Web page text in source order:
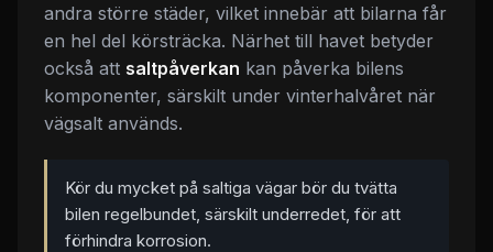
andra större städer, vilket innebär att bilarna får
en hel del körsträcka. Närhet till havet betyder
också att saltpåverkan kan påverka bilens
komponenter, särskilt under vinterhalvåret när
vägsalt används.
Kör du mycket på saltiga vägar bör du tvätta
bilen regelbundet, särskilt underredet, för att
förhindra korrosion.